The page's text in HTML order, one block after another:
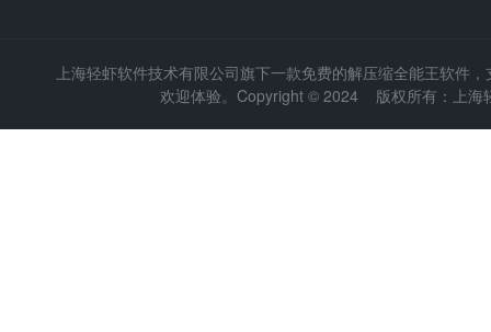
上海轻虾软件技术有限公司旗下一款免费的解压缩全能王软件
欢迎体验。Copyright © 2024 版权所有：上